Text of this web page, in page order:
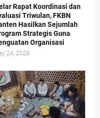
Rapat Koordinasi dan
Triwulan, FKBN
Hasilkan Sejumlah
Strategis Guna
Organisasi
24, 2026